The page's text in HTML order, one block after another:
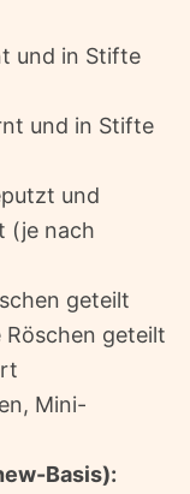
und in Stifte
und in Stifte
und
(je nach
geteilt
Röschen geteilt
Mini-
Basis):